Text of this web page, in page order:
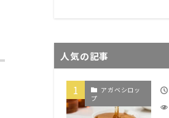
人気の記事
アガベシロッ
プ